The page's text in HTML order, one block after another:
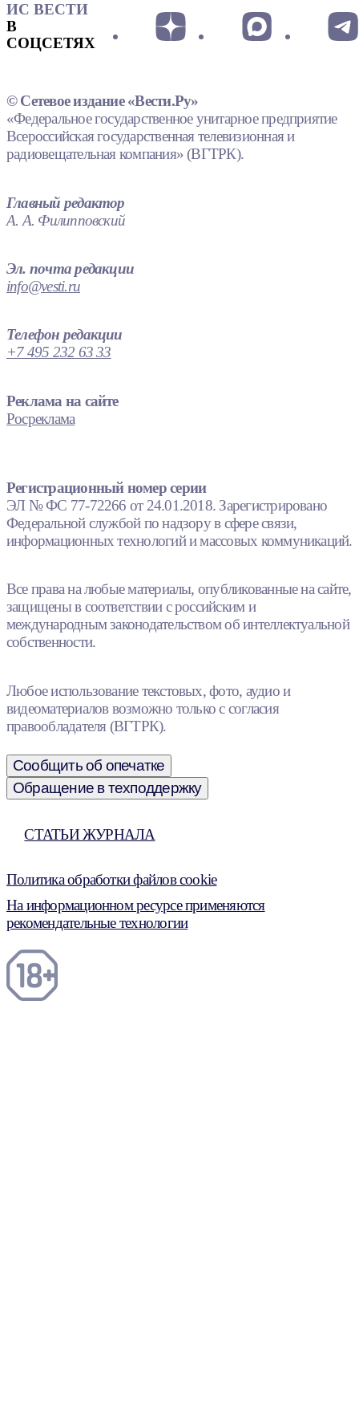
ИС ВЕСТИ
В
СОЦСЕТЯХ
© Сетевое издание «Вести.Ру»
«Федеральное государственное унитарное предприятие
Всероссийская государственная телевизионная и
радиовещательная компания» (ВГТРК).
Главный редактор
А. А. Филипповский
Эл. почта редакции
info@vesti.ru
Телефон редакции
+7 495 232 63 33
Реклама на сайте
Росреклама
Регистрационный номер серии
ЭЛ № ФС 77-72266 от 24.01.2018. Зарегистрировано
Федеральной службой по надзору в сфере связи,
информационных технологий и массовых коммуникаций.
Все права на любые материалы, опубликованные на сайте,
защищены в соответствии с российским и
международным законодательством об интеллектуальной
собственности.
Любое использование текстовых, фото, аудио и
видеоматериалов возможно только с согласия
правообладателя (ВГТРК).
Сообщить об опечатке
Обращение в техподдержку
СТАТЬИ ЖУРНАЛА
Политика обработки файлов cookie
На информационном ресурсе применяются
рекомендательные технологии